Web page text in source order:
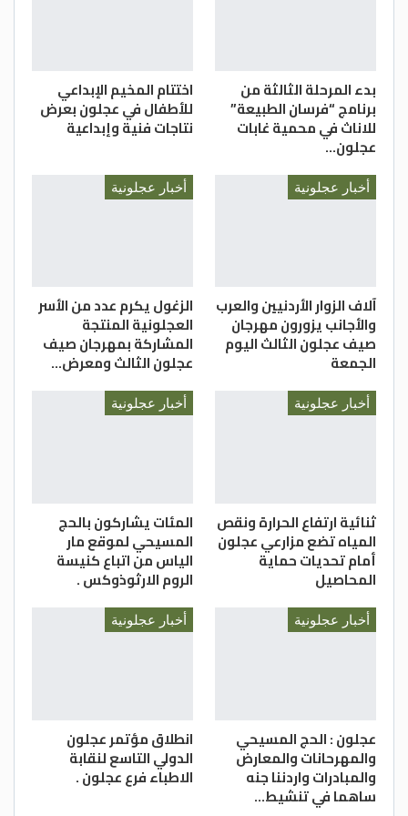
وتطوير مرافقها التي انشئت عام 1964 م .
الدستور/ علي القضاه
بدء المرحلة الثالثة من
برنامج “فرسان الطبيعة”
للاناث في محمية غابات
عجلون…
اختتام المخيم الإبداعي
للأطفال في عجلون بعرض
نتاجات فنية وإبداعية
أخبار عجلونية
آلاف الزوار الأردنيين والعرب
والأجانب يزورون مهرجان
صيف عجلون الثالث اليوم
الجمعة
أخبار عجلونية
الزغول يكرم عدد من الأسر
العجلونية المنتجة
المشاركة بمهرجان صيف
عجلون الثالث ومعرض…
أخبار عجلونية
ثنائية ارتفاع الحرارة ونقص
المياه تضع مزارعي عجلون
أمام تحديات حماية
المحاصيل
أخبار عجلونية
المئات يشاركون بالحج
المسيحي لموقع مار
الياس من اتباع كنيسة
الروم الارثوذوكس .
أخبار عجلونية
عجلون : الحج المسيحي
والمهرحانات والمعارض
والمبادرات واردننا جنه
ساهما في تنشيط…
أخبار عجلونية
انطلاق مؤتمر عجلون
الدولي التاسع لنقابة
الاطباء فرع عجلون .